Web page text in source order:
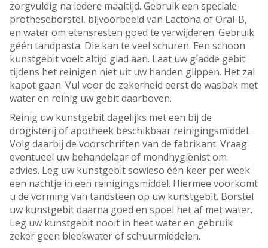
zorgvuldig na iedere maaltijd. Gebruik een speciale
protheseborstel, bijvoorbeeld van Lactona of Oral-B,
en water om etensresten goed te verwijderen. Gebruik
géén tandpasta. Die kan te veel schuren. Een schoon
kunstgebit voelt altijd glad aan. Laat uw gladde gebit
tijdens het reinigen niet uit uw handen glippen. Het zal
kapot gaan. Vul voor de zekerheid eerst de wasbak met
water en reinig uw gebit daarboven.
Reinig uw kunstgebit dagelijks met een bij de
drogisterij of apotheek beschikbaar reinigingsmiddel.
Volg daarbij de voorschriften van de fabrikant. Vraag
eventueel uw behandelaar of mondhygiënist om
advies. Leg uw kunstgebit sowieso één keer per week
een nachtje in een reinigingsmiddel. Hiermee voorkomt
u de vorming van tandsteen op uw kunstgebit. Borstel
uw kunstgebit daarna goed en spoel het af met water.
Leg uw kunstgebit nooit in heet water en gebruik
zeker geen bleekwater of schuurmiddelen.